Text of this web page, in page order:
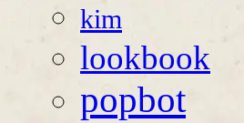
kim
lookbook
popbot